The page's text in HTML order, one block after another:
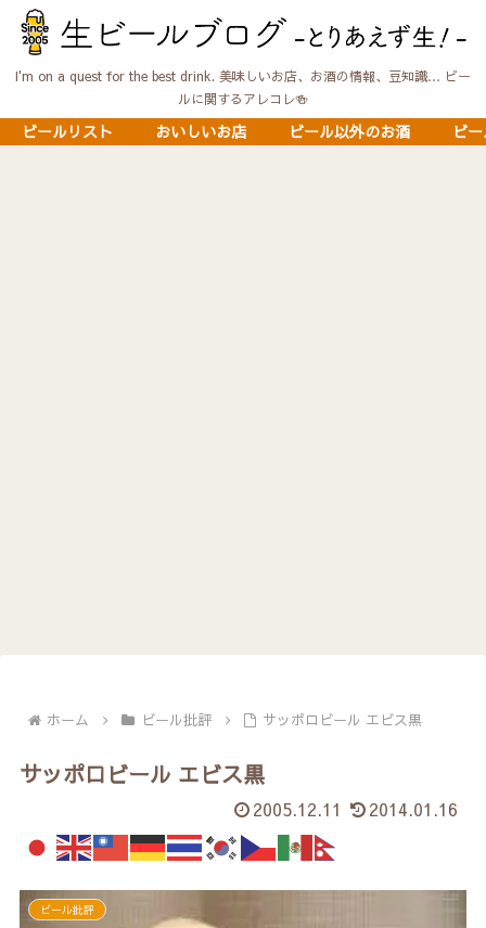
I'm on a quest for the best drink. 美味しいお店、お酒の情報、豆知識… ビー
ルに関するアレコレ🍻
ビールリスト おいしいお店 ビール以外のお酒 ビ
ホーム ビール批評 サッポロビール エビス黒
サッポロビール エビス黒
2005.12.11 2014.01.16
ビール批評